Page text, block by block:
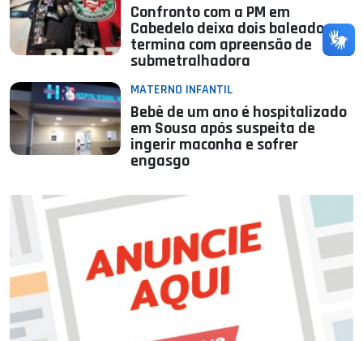
Confronto com a PM em
Cabedelo deixa dois baleados e
termina com apreensão de
submetralhadora
MATERNO INFANTIL
Bebê de um ano é hospitalizado
em Sousa após suspeita de
ingerir maconha e sofrer
engasgo